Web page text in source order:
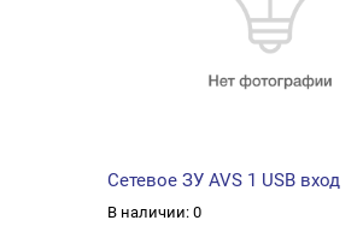
Сетевое ЗУ AVS 1 USB вход
В наличии: 0